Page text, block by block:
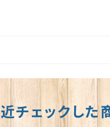
チェックした